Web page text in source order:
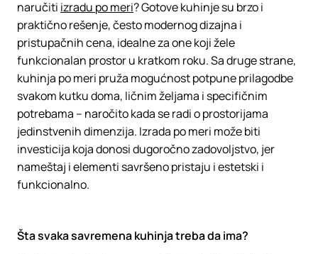
naručiti izradu po meri? Gotove kuhinje su brzo i
praktično rešenje, često modernog dizajna i
pristupačnih cena, idealne za one koji žele
funkcionalan prostor u kratkom roku. Sa druge strane,
kuhinja po meri pruža mogućnost potpune prilagodbe
svakom kutku doma, ličnim željama i specifičnim
potrebama – naročito kada se radi o prostorijama
jedinstvenih dimenzija. Izrada po meri može biti
investicija koja donosi dugoročno zadovoljstvo, jer
nameštaj i elementi savršeno pristaju i estetski i
funkcionalno.
Šta svaka savremena kuhinja treba da ima?